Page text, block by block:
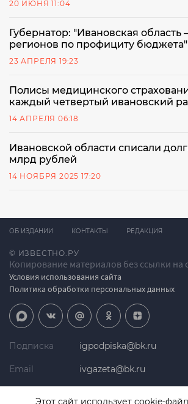
20 ИЮНЯ 11:04
Губернатор: "Ивановская область
регионов по профициту бюджета"
23 АПРЕЛЯ 19:23
Полисы медицинского
каждый четвертый ивановский
14 АПРЕЛЯ 06:18
Ивановской области списали
млрд рублей
14 НОЯБРЯ 2025 17:20
© ИЗВЕСТНО.РУ
Копирование материалов без ссылки на
Условия использования сайта
Политика обработки персональных данных
ОБ ИЗДАНИИ КОНТАКТЫ РЕДАКЦИЯ
Подписка igpodpiska@bk.ru
Email ivgazeta@bk.ru
Этот сайт использует cookie-